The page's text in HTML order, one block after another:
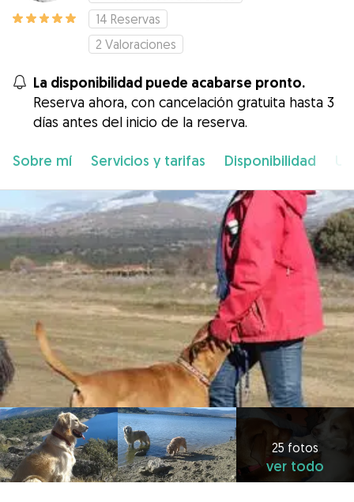
14 Reservas
2 Valoraciones
La disponibilidad puede acabarse pronto.
Reserva ahora, con cancelación gratuita hasta 3
días antes del inicio de la reserva.
Sobre mí Servicios y tarifas Disponibilidad
25 fotos
ver todo